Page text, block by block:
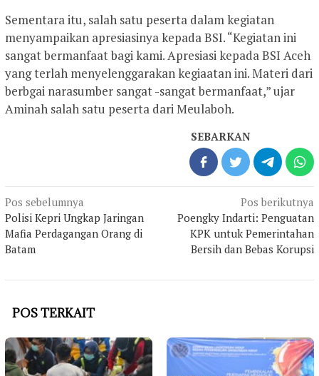
Sementara itu, salah satu peserta dalam kegiatan
menyampaikan apresiasinya kepada BSI. “Kegiatan ini
sangat bermanfaat bagi kami. Apresiasi kepada BSI Aceh
yang terlah menyelenggarakan kegiaatan ini. Materi dari
berbgai narasumber sangat -sangat bermanfaat,” ujar
Aminah salah satu peserta dari Meulaboh.
SEBARKAN
Navigasi
pos
Pos sebelumnya
Polisi Kepri Ungkap Jaringan
Mafia Perdagangan Orang di
Batam
Pos berikutnya
Poengky Indarti: Penguatan
KPK untuk Pemerintahan
Bersih dan Bebas Korupsi
POS TERKAIT